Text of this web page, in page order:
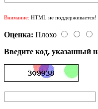
Внимание: HTML не поддерживается!
Оценка: Плохо
Введите код, указанный